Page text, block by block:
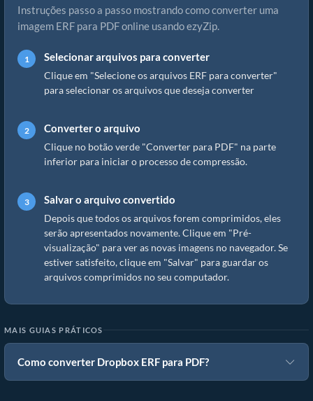
Instruções passo a passo mostrando como converter uma
imagem ERF para PDF online usando ezyZip.
Selecionar arquivos para converter
Clique em "Selecione os arquivos ERF para converter"
para selecionar os arquivos que deseja converter
Converter o arquivo
Clique no botão verde "Converter para PDF" na parte
inferior para iniciar o processo de compressão.
Salvar o arquivo convertido
Depois que todos os arquivos forem comprimidos, eles
serão apresentados novamente. Clique em "Pré-
visualização" para ver as novas imagens no navegador. Se
estiver satisfeito, clique em "Salvar" para guardar os
arquivos comprimidos no seu computador.
MAIS GUIAS PRÁTICOS
Como converter Dropbox ERF para PDF?